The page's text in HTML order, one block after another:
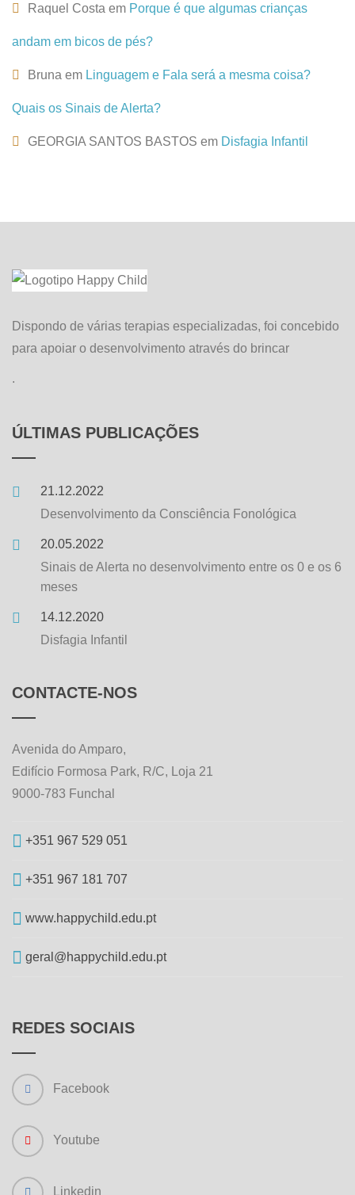
Raquel Costa em Porque é que algumas crianças
andam em bicos de pés?
Bruna em Linguagem e Fala será a mesma coisa?
Quais os Sinais de Alerta?
GEORGIA SANTOS BASTOS em Disfagia Infantil
Dispondo de várias terapias especializadas, foi concebido
para apoiar o desenvolvimento através do brincar
.
ÚLTIMAS PUBLICAÇÕES
21.12.2022
Desenvolvimento da Consciência Fonológica
20.05.2022
Sinais de Alerta no desenvolvimento entre os 0 e os 6
meses
14.12.2020
Disfagia Infantil
CONTACTE-NOS
Avenida do Amparo,
Edifício Formosa Park, R/C, Loja 21
9000-783 Funchal
+351 967 529 051
+351 967 181 707
www.happychild.edu.pt
geral@happychild.edu.pt
REDES SOCIAIS
Facebook
Youtube
Linkedin